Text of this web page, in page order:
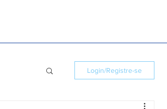
Login/Registre-se